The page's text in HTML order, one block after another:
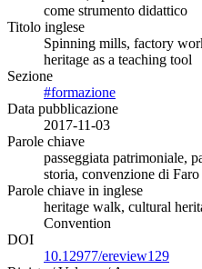
come strumento didattico
Titolo inglese
Spinning mills, factory
heritage as a teaching tool
Sezione
#formazione
Data pubblicazione
2017-11-03
Parole chiave
passeggiata patrimoniale,
storia, convenzione di Faro
Parole chiave in inglese
heritage walk, cultural
Convention
DOI
10.12977/ereview129